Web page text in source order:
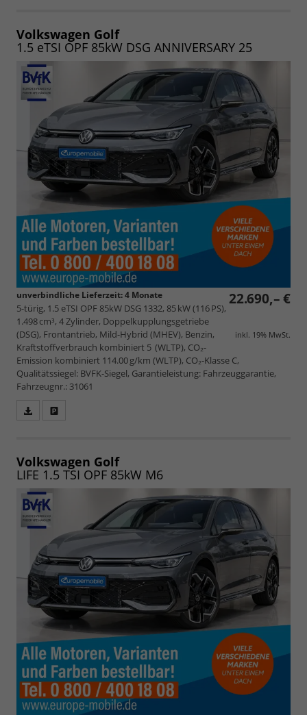
speichern/drucken
Volkswagen Golf
1.5 eTSI OPF 85kW DSG ANNIVERSARY 25
22.690,– €
inkl. 19% MwSt.
unverbindliche Lieferzeit:4 Monate
5-türig, 1.5 eTSI OPF 85kW DSG 1332, 85 kW (116 PS),
1.498 cm³, 4 Zylinder, Doppelkupplungsgetriebe
(DSG), Frontantrieb, Mild-Hybrid (MHEV), Benzin,
Kraftstoffverbrauch kombiniert 5 (WLTP), CO₂-
Emission kombiniert 114.00 g/km (WLTP), CO₂-Klasse C,
Qualitätssiegel: BVFK-Siegel, Garantieleistung: Fahrzeuggarantie,
Fahrzeugnr.: 31061
speichern/drucken
Volkswagen Golf
LIFE 1.5 TSI OPF 85kW M6